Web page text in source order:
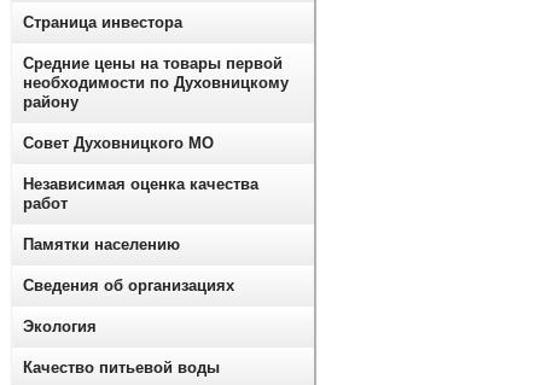
Страница инвестора
Средние цены на товары первой
необходимости по Духовницкому
району
Совет Духовницкого МО
Независимая оценка качества
работ
Памятки населению
Сведения об организациях
Экология
Качество питьевой воды